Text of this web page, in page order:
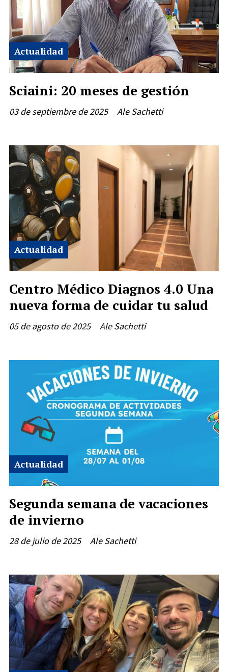
Sciaini: 20 meses de gestión
Ale Sachetti
Actualidad
03 de septiembre de 2025
Centro Médico Diagnos 4.0 Una
nueva forma de cuidar tu salud
Ale Sachetti
Actualidad
05 de agosto de 2025
Segunda semana de vacaciones
de invierno
Ale Sachetti
Actualidad
28 de julio de 2025